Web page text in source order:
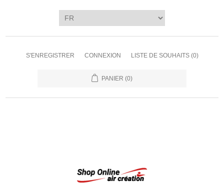
S'ENREGISTRER CONNEXION LISTE DE SOUHAITS (0)
PANIER (0)